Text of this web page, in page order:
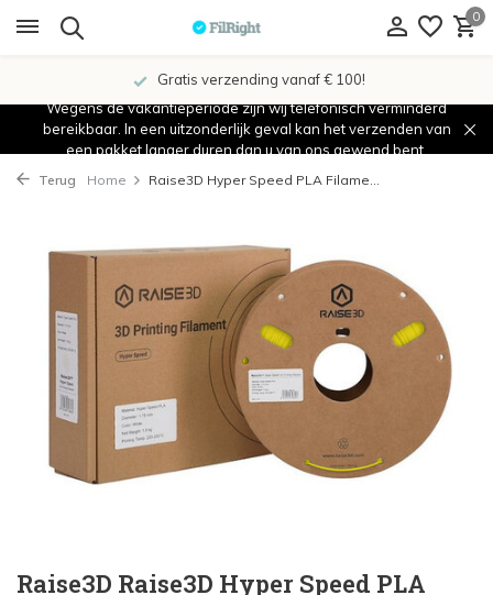
0
Gratis verzending vanaf € 100!
Wegens de vakantieperiode zijn wij telefonisch verminderd
bereikbaar. In een uitzonderlijk geval kan het verzenden van
een pakket langer duren dan u van ons gewend bent.
Terug Home Raise3D Hyper Speed PLA Filame...
Raise3D Raise3D Hyper Speed PLA